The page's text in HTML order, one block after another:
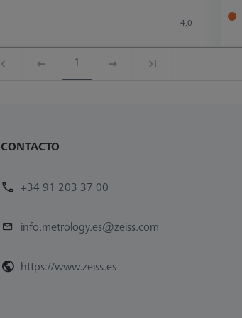
- 4,0
1
CONTACTO
+34 91 203 37 00
info.metrology.es@zeiss.com
https://www.zeiss.es